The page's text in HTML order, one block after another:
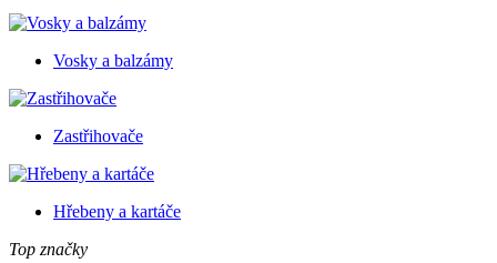
Vosky a balzámy
Zastřihovače
Hřebeny a kartáče
Top značky